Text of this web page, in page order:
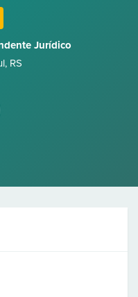
Jurídico
, RS